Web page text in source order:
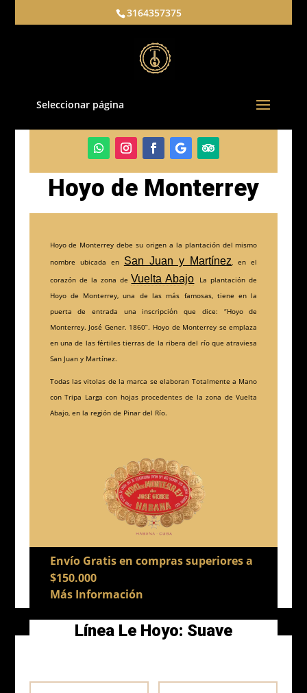
3164357375
Seleccionar página
Hoyo de Monterrey
Hoyo de Monterrey debe su origen a la plantación del mismo
nombre ubicada en San Juan y Martínez, en el
corazón de la zona de Vuelta Abajo. La plantación de
Hoyo de Monterrey, una de las más famosas, tiene en la
puerta de entrada una inscripción que dice: “Hoyo de
Monterrey. José Gener. 1860”. Hoyo de Monterrey se emplaza
en una de las fértiles tierras de la ribera del río que atraviesa
San Juan y Martínez.
Todas las vitolas de la marca se elaboran Totalmente a Mano
con Tripa Larga con hojas procedentes de la zona de Vuelta
Abajo, en la región de Pinar del Río.
Envío Gratis en compras superiores a
$150.000
Más Información
Línea Le Hoyo: Suave